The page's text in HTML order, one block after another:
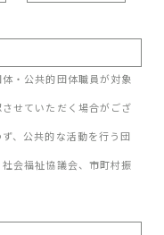
・公共的団体職員が対象
せていただく場合がござ
、公共的な活動を行う団
会福祉協議会、市町村振